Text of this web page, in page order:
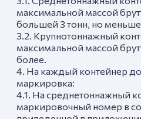
максимальной массой
большей 3 тонн, но
3.2. Крупнотоннажный
максимальной массой
более.
4. На каждый контейнер
маркировка:
4.1. На среднетоннажный
маркировочный номер в